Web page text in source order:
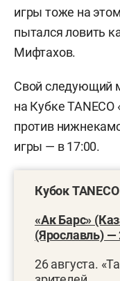
игры тоже на
пытался ловить
Мифтахов.
Свой следующий
на Кубке TANECO
против
игры — в 17:00.
Кубок TANECO
«Ак Барс»
(Ярославль) —
26 августа.